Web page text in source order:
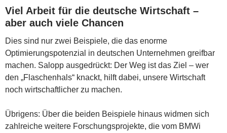
Viel Arbeit für die deutsche Wirtschaft –
aber auch viele Chancen
Dies sind nur zwei Beispiele, die das enorme
Optimierungspotenzial in deutschen Unternehmen greifbar
machen. Salopp ausgedrückt: Der Weg ist das Ziel – wer
den „Flaschenhals“ knackt, hilft dabei, unsere Wirtschaft
noch wirtschaftlicher zu machen.
Übrigens: Über die beiden Beispiele hinaus widmen sich
zahlreiche weitere Forschungsprojekte, die vom BMWi